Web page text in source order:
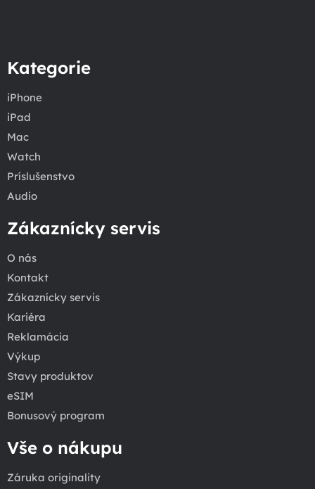
Kategorie
iPhone
iPad
Mac
Watch
Príslušenstvo
Audio
Zákaznícky servis
O nás
Kontakt
Zákaznícky servis
Kariéra
Reklamácia
Výkup
Stavy produktov
eSIM
Bonusový program
Vše o nákupu
Záruka originality